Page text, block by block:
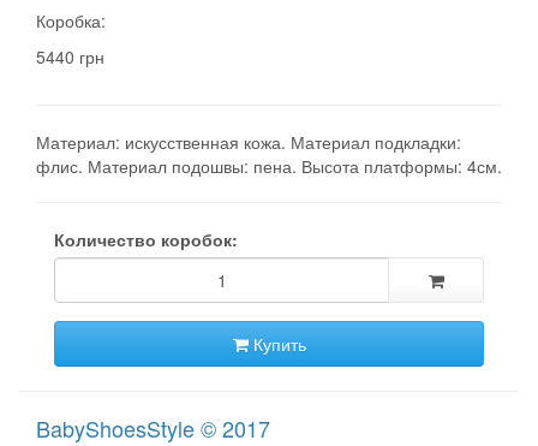
Коробка:
5440 грн
Материал: искусственная кожа. Материал подкладки:
флис. Материал подошвы: пена. Высота платформы: 4см.
Количество коробок:
Купить
BabyShoesStyle © 2017